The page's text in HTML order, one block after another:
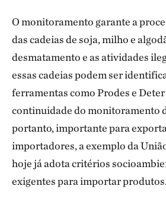
O monitoramento garante a
das cadeias de soja, milho e
desmatamento e as atividades
essas cadeias podem ser
ferramentas como Prodes e
continuidade do monitoramento
portanto, importante para
importadores, a exemplo da
hoje já adota critérios
exigentes para importar produtos.